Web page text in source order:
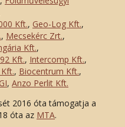
Kft., Geo-Log Kft.,
, Mecsekérc Zrt.,
Kft.,
Kft., Intercomp Kft.,
, Biocentrum Kft.,
, Anzo Perlit Kft.
2016 óta támogatja a
óta az MTA.